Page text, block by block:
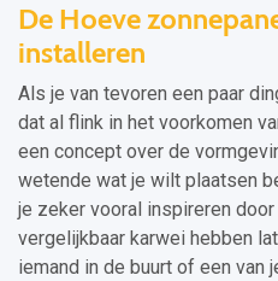
De Hoeve
installeren
Als je van tevoren een paar
dat al flink in het voorkomen
een concept over de
wetende wat je wilt plaatsen
je zeker vooral inspireren
vergelijkbaar karwei hebben
iemand in de buurt of een van